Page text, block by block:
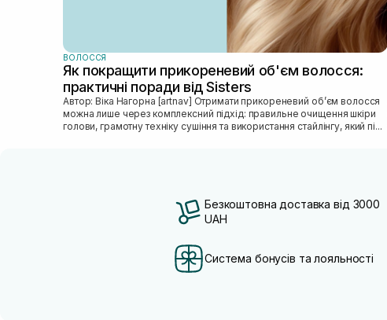
ВОЛОССЯ
Як покращити прикореневий об'єм волосся:
практичні поради від Sisters
Автор: Віка Нагорна [artnav] Отримати прикореневий об’єм волосся
можна лише через комплексний підхід: правильне очищення шкіри
голови, грамотну техніку сушіння та використання стайлінгу, який пі...
Безкоштовна доставка від 3000
UAH
Система бонусів та лояльності